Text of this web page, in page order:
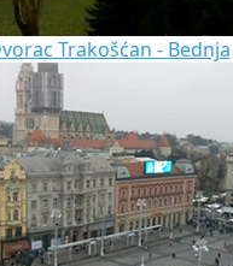
Trakošćan - Bednja